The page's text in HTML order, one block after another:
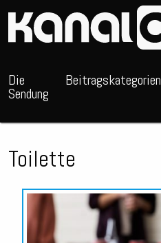
Die
Sendung
Beitragskategorien
Toilette